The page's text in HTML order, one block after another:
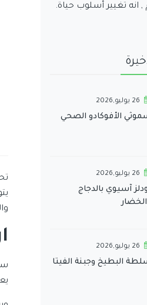
انه تغيير أسلوب حياة.
26 يوليو,2026
الأفوكادو الصحي
26 يوليو,2026
آسيوي بالدجاج
26 يوليو,2026
البطيخ وجبنة الفيتا